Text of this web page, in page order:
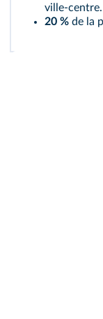
ville‑centre.
20 % de la